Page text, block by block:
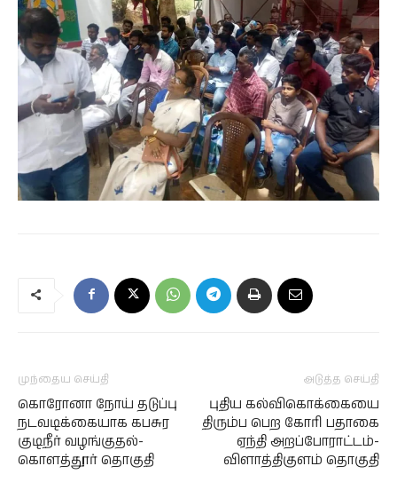
முந்தைய செய்தி
கொரோனா நோய் தடுப்பு
நடவடிக்கையாக கபசுர
குடிநீர் வழங்குதல்-
கொளத்தூர் தொகுதி
அடுத்த செய்தி
புதிய கல்விகொக்கையை
திரும்ப பெற கோரி பதாகை
ஏந்தி அறப்போராட்டம்-
விளாத்திகுளம் தொகுதி